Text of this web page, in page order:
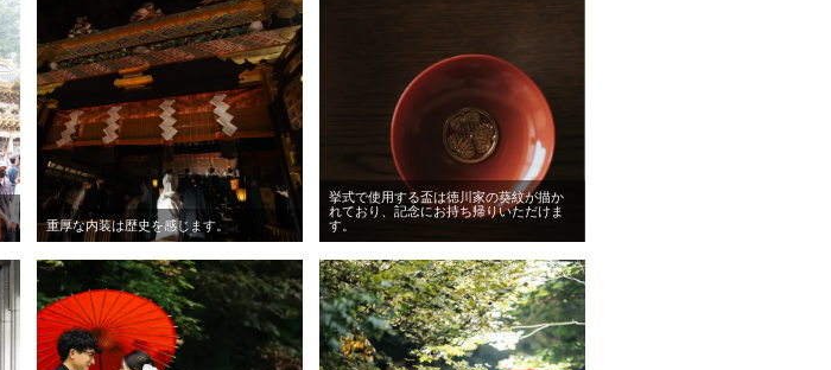
重厚な内装は歴史を感じます。
挙式で使用する盃は徳川家の葵紋が描か
れており、記念にお持ち帰りいただけま
す。